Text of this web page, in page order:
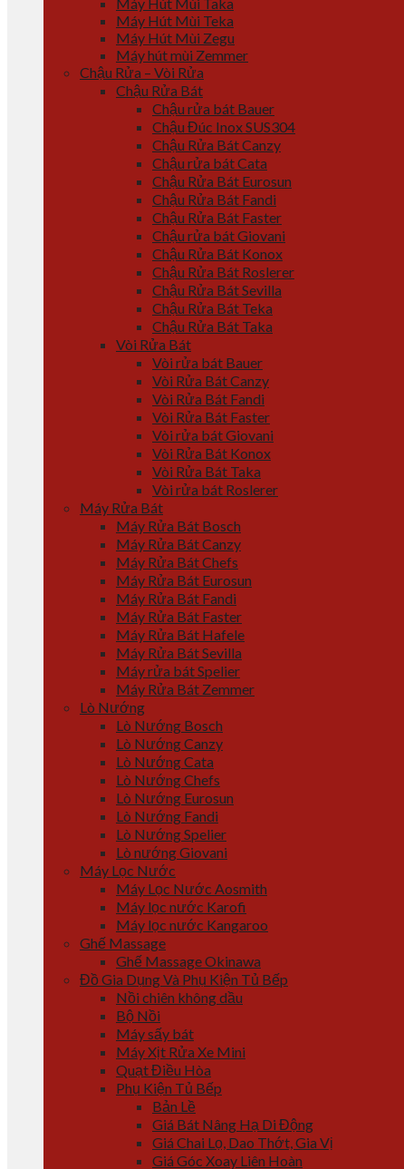
Máy Hút Mùi Teka
Máy Hút Mùi Zegu
Máy hút mùi Zemmer
Chậu Rửa – Vòi Rửa
Chậu Rửa Bát
Chậu rửa bát Bauer
Chậu Đúc Inox SUS304
Chậu Rửa Bát Canzy
Chậu rửa bát Cata
Chậu Rửa Bát Eurosun
Chậu Rửa Bát Fandi
Chậu Rửa Bát Faster
Chậu rửa bát Giovani
Chậu Rửa Bát Konox
Chậu Rửa Bát Roslerer
Chậu Rửa Bát Sevilla
Chậu Rửa Bát Teka
Chậu Rửa Bát Taka
Vòi Rửa Bát
Vòi rửa bát Bauer
Vòi Rửa Bát Canzy
Vòi Rửa Bát Fandi
Vòi Rửa Bát Faster
Vòi rửa bát Giovani
Vòi Rửa Bát Konox
Vòi Rửa Bát Taka
Vòi rửa bát Roslerer
Máy Rửa Bát
Máy Rửa Bát Bosch
Máy Rửa Bát Canzy
Máy Rửa Bát Chefs
Máy Rửa Bát Eurosun
Máy Rửa Bát Fandi
Máy Rửa Bát Faster
Máy Rửa Bát Hafele
Máy Rửa Bát Sevilla
Máy rửa bát Spelier
Máy Rửa Bát Zemmer
Lò Nướng
Lò Nướng Bosch
Lò Nướng Canzy
Lò Nướng Cata
Lò Nướng Chefs
Lò Nướng Eurosun
Lò Nướng Fandi
Lò Nướng Spelier
Lò nướng Giovani
Máy Lọc Nước
Máy Lọc Nước Aosmith
Máy lọc nước Karofi
Máy lọc nước Kangaroo
Ghế Massage
Ghế Massage Okinawa
Đồ Gia Dụng Và Phụ Kiện Tủ Bếp
Nồi chiên không dầu
Bộ Nồi
Máy sấy bát
Máy Xịt Rửa Xe Mini
Quạt Điều Hòa
Phụ Kiện Tủ Bếp
Bản Lề
Giá Bát Nâng Hạ Di Động
Giá Chai Lọ, Dao Thớt, Gia Vị
Giá Góc Xoay Liên Hoàn